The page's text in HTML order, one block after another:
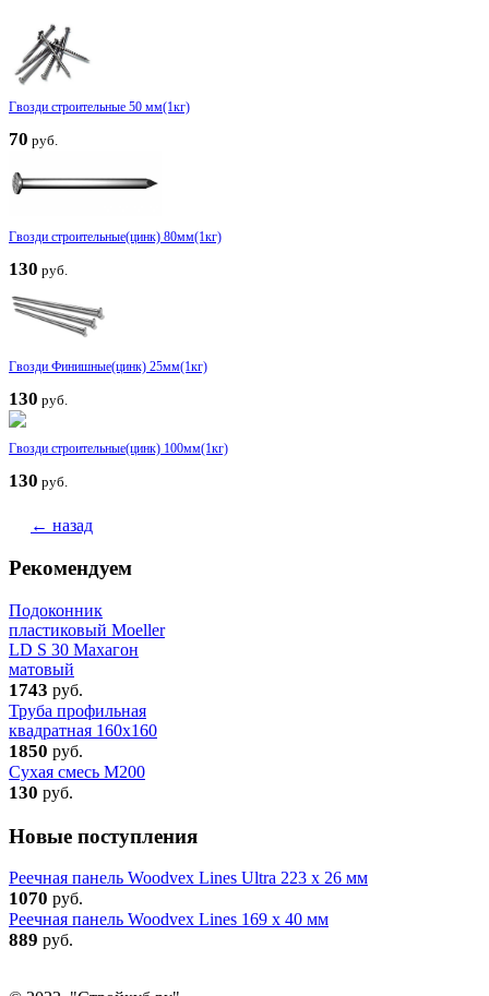
Гвозди строительные 50 мм(1кг)
70 руб.
Гвозди строительные(цинк) 80мм(1кг)
130 руб.
Гвозди Финишные(цинк) 25мм(1кг)
130 руб.
Гвозди строительные(цинк) 100мм(1кг)
130 руб.
← назад
Рекомендуем
Подоконник
пластиковый Moeller
LD S 30 Махагон
матовый
1743 руб.
Труба профильная
квадратная 160x160
1850 руб.
Сухая смесь М200
130 руб.
Новые поступления
Реечная панель Woodvex Lines Ultra 223 x 26 мм
1070 руб.
Реечная панель Woodvex Lines 169 x 40 мм
889 руб.